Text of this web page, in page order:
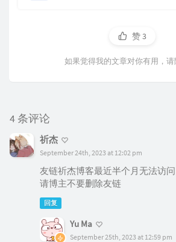
赞3
如果觉得我的文章对你有用，
4 条评论
祈杰
September 24th, 2023 at 12:02 pm
友链祈杰博客最近半个月无法访
请博主不要删除友链
回复
Yu Ma
September 25th, 2023 at 12:59 pm